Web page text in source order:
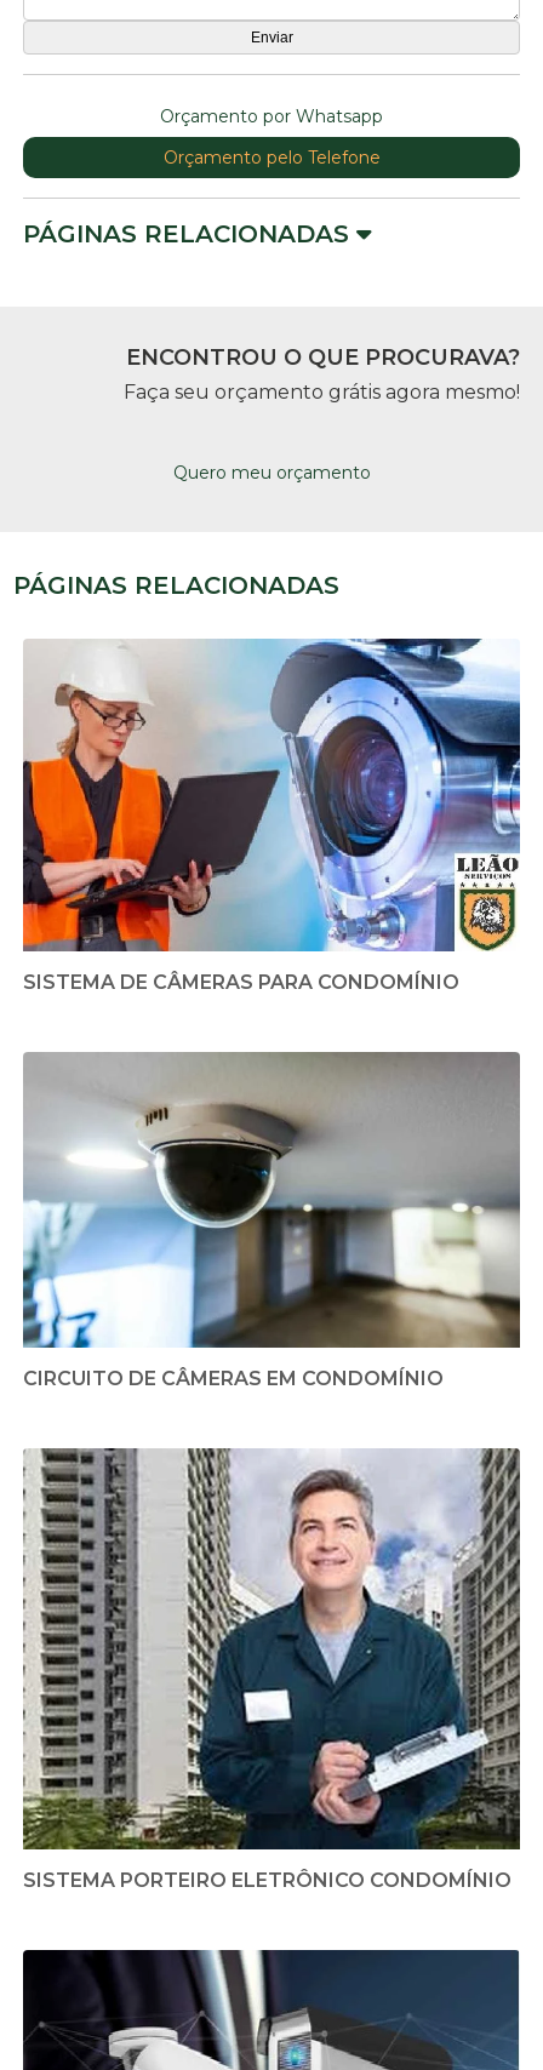
Orçamento por Whatsapp
Orçamento pelo Telefone
PÁGINAS RELACIONADAS
ENCONTROU O QUE PROCURAVA?
Faça seu orçamento grátis agora mesmo!
Quero meu orçamento
PÁGINAS RELACIONADAS
SISTEMA DE CÂMERAS PARA CONDOMÍNIO
CIRCUITO DE CÂMERAS EM CONDOMÍNIO
SISTEMA PORTEIRO ELETRÔNICO CONDOMÍNIO